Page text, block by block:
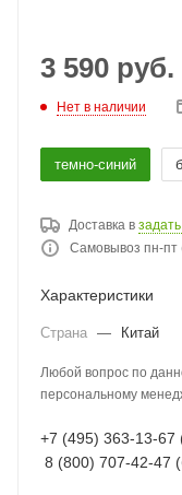
3 590 руб.
Нет в наличии
темно-синий
Доставка в
Самовывоз пн-пт
Характеристики
Страна — Китай
Любой вопрос по
персональному
+7 (495) 363-13-67
8 (800) 707-42-47